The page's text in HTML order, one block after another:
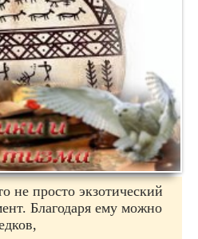
не просто экзотический
Благодаря ему можно